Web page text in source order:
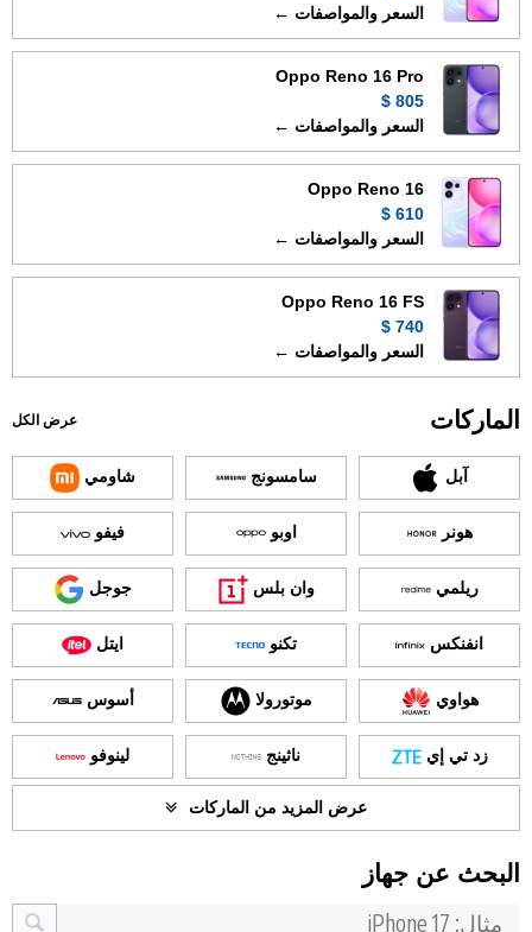
السعر والمواصفات ←
Oppo Reno 16 Pro
805 $
السعر والمواصفات ←
Oppo Reno 16
610 $
السعر والمواصفات ←
Oppo Reno 16 FS
740 $
السعر والمواصفات ←
الماركات عرض الكل
آبل سامسونج شاومي
هونر اوبو فيفو
ريلمي وان بلس جوجل
انفنكس تكنو ايتل
هواوي موتورولا أسوس
زد تي إي ناثينج لينوفو
عرض المزيد من الماركات
البحث عن جهاز